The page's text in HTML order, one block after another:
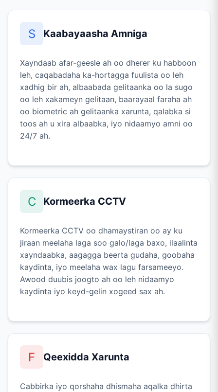
S Kaabayaasha Amniga
Xayndaab afar-geesle ah oo dherer ku habboon
leh, caqabadaha ka-hortagga fuulista oo leh
xadhig bir ah, albaabada gelitaanka oo la sugo
oo leh xakameyn gelitaan, baarayaal faraha ah
oo biometric ah gelitaanka xarunta, qalabka si
toos ah u xira albaabka, iyo nidaamyo amni oo
24/7 ah.
C Kormeerka CCTV
Kormeerka CCTV oo dhamaystiran oo ay ku
jiraan meelaha laga soo galo/laga baxo, ilaalinta
xayndaabka, aagagga beerta gudaha, goobaha
kaydinta, iyo meelaha wax lagu farsameeyo.
Awood duubis joogto ah oo leh nidaamyo
kaydinta iyo keyd-gelin xogeed sax ah.
F Qeexidda Xarunta
Cabbirka iyo qorshaha dhismaha aqalka dhirta